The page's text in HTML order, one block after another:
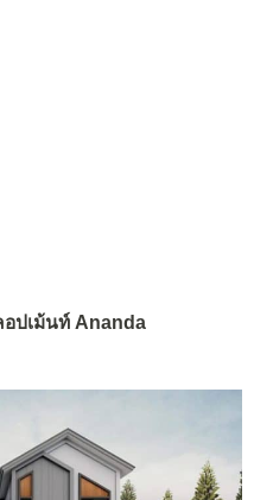
ปเม้นท์ Ananda